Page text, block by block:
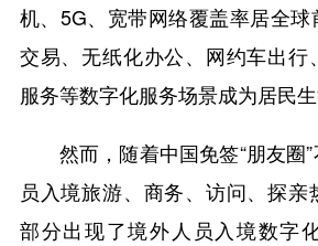
机、5G、宽带网络覆盖率居全
交易、无纸化办公、网约车出行
服务等数字化服务场景成为居民生
然而，随着中国免签“朋友圈
员入境旅游、商务、访问、探
部分出现了境外人员入境数字